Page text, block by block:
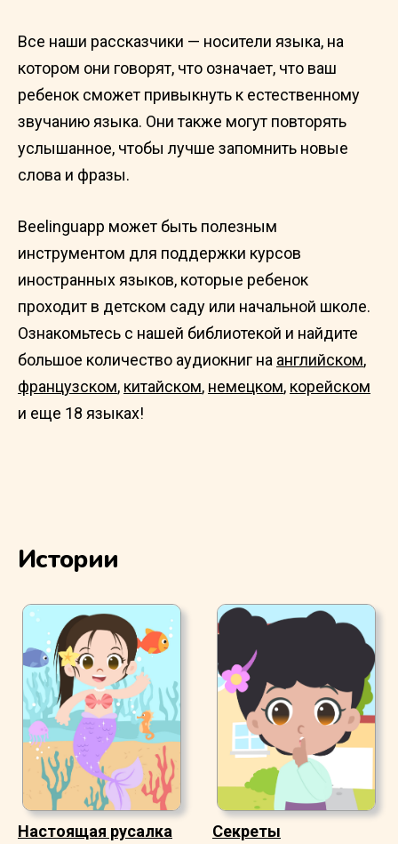
Все наши рассказчики — носители языка, на
котором они говорят, что означает, что ваш
ребенок сможет привыкнуть к естественному
звучанию языка. Они также могут повторять
услышанное, чтобы лучше запомнить новые
слова и фразы.
Beelinguapp может быть полезным
инструментом для поддержки курсов
иностранных языков, которые ребенок
проходит в детском саду или начальной школе.
Ознакомьтесь с нашей библиотекой и найдите
большое количество аудиокниг на английском,
французском, китайском, немецком, корейском
и еще 18 языках!
Истории
Настоящая русалка Секреты